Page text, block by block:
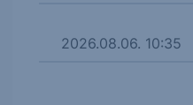
2026.08.06. 10:35